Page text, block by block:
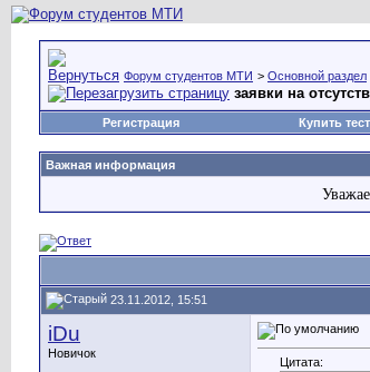
Форум студентов МТИ > Основной раздел
заявки на
Регистрация Купить тест
Важная информация
23.11.2012, 15:51
iDu
Новичок
Цитата: